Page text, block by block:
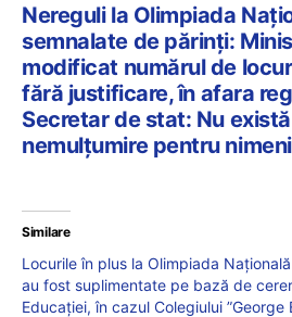
Nereguli la Olimpiada
semnalate de părinți:
modificat numărul de
fără justificare, în afara
Secretar de stat: Nu
nemulțumire pentru nimeni
Similare
Locurile în plus la Olimpiada
au fost suplimentate pe bază de
Educației, în cazul Colegiului ”George